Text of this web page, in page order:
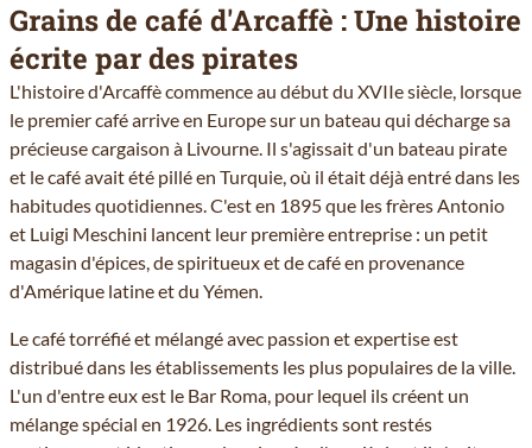
Grains de café d'Arcaffè : Une histoire
écrite par des pirates
L'histoire d'Arcaffè commence au début du XVIIe siècle, lorsque
le premier café arrive en Europe sur un bateau qui décharge sa
précieuse cargaison à Livourne. Il s'agissait d'un bateau pirate
et le café avait été pillé en Turquie, où il était déjà entré dans les
habitudes quotidiennes. C'est en 1895 que les frères Antonio
et Luigi Meschini lancent leur première entreprise : un petit
magasin d'épices, de spiritueux et de café en provenance
d'Amérique latine et du Yémen.
Le café torréfié et mélangé avec passion et expertise est
distribué dans les établissements les plus populaires de la ville.
L'un d'entre eux est le Bar Roma, pour lequel ils créent un
mélange spécial en 1926. Les ingrédients sont restés